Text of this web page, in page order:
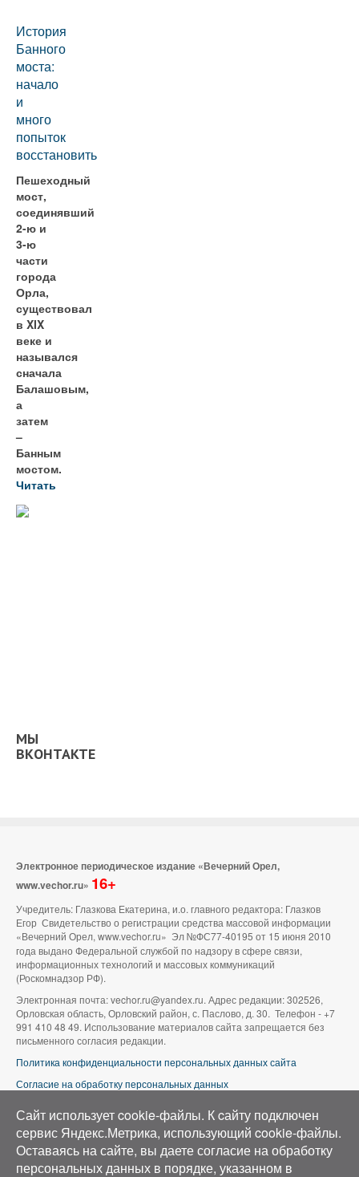
История
Банного
моста:
начало
и
много
попыток
восстановить
Пешеходный
мост,
соединявший
2-ю и
3-ю
части
города
Орла,
существовал
в XIX
веке и
назывался
сначала
Балашовым,
а
затем
–
Банным
мостом.
Читать
МЫ
ВКОНТАКТЕ
Электронное периодическое издание «Вечерний Орел,
www.vechor.ru» 16+
Учредитель: Глазкова Екатерина, и.о. главного редактора: Глазков
Егор Свидетельство о регистрации средства массовой информации
«Вечерний Орел, www.vechor.ru» Эл №ФС77-40195 от 15 июня 2010
года выдано Федеральной службой по надзору в сфере связи,
информационных технологий и массовых коммуникаций
(Роскомнадзор РФ).
Электронная почта: vechor.ru@yandex.ru. Адрес редакции: 302526,
Орловская область, Орловский район, с. Паслово, д. 30. Телефон - +7
991 410 48 49. Использование материалов сайта запрещается без
письменного согласия редакции.
Политика конфиденциальности персональных данных сайта
Согласие на обработку персональных данных
Аэросъемка в Орле»
Сайт использует cookie-файлы. К cайту подключен
сервис Яндекс.Метрика, использующий cookie-файлы.
Оставаясь на сайте, вы даете согласие на обработку
персональных данных в порядке, указанном в